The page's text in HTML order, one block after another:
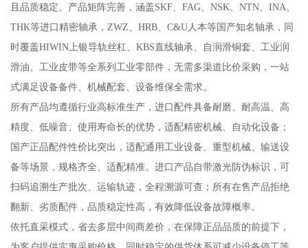
且品质稳定。产品矩阵完善，涵盖SKF、FAG、NSK、NTN、INA、
THK等进口精密轴承，ZWZ、HRB、C&U人本等国产知名轴承，同
时覆盖HIWIN上银导轨丝杠、KBS直线轴承、自润滑铜套、工业润
滑油、工业皮带等全系列工业零部件，无需多渠道比价采购，一站
式满足设备备件、机械配套、设备维保全需求。
所有产品均遵循行业高标准生产，进口配件具备耐磨、耐高温、高
精度、低噪音、使用寿命长的优势，适配精密机械、自动化设备；
国产正品配件性价比突出，适配通用工业设备、重型机械、输送设
备等场景，规格齐全、适配精准。进口产品自带激光防伪标识，可
扫码追溯生产批次、运输轨迹，全程溯源可查；所有在售产品拒绝
翻新、劣质配件，品质稳定性高，有效降低设备故障概率。
依托直采模式，省去多层中间商差价，在保障正品品质的前提下，